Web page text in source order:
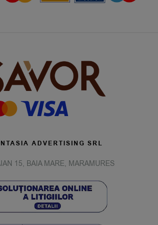
ADVERTISING SRL
15, BAIA MARE, MARAMURES